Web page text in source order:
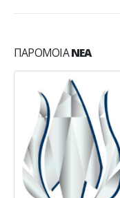
ΠΑΡΌΜΟΙΑΝΈΑ